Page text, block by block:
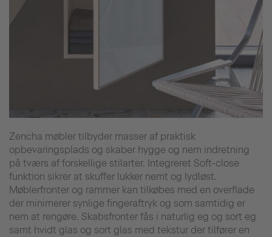
Zencha møbler tilbyder masser af praktisk
opbevaringsplads og skaber hygge og nem indretning
på tværs af forskellige stilarter. Integreret Soft-close
funktion sikrer at skuffer lukker nemt og lydløst.
Møblerfronter og rammer kan tilkøbes med en overflade
der minimerer synlige fingeraftryk og som samtidig er
nem at rengøre. Skabsfronter fås i naturlig eg og sort eg
samt hvidt glas og sort glas med tekstur der tilfører en